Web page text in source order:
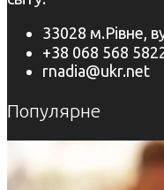
33028 м.Рівне,
+38 068 568
rnadia@ukr.net
Популярне